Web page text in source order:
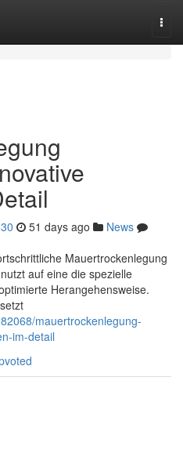
51 days ago
News
Mauertrockenlegung
auf eine die spezielle
Herangehensweise.
mauertrockenlegung-
im-detail